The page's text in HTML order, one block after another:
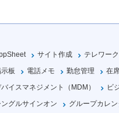
サイト作成
テレワーク
板
電話メモ 勤怠管理
在
イスマネジメント（MDM）
ビ
ングルサインオン
グループカレ